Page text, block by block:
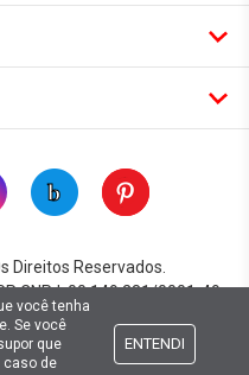
Direitos Reservados.
CNPJ: 00.149.281/0001-49
você tenha
Se você
que
caso de
ENTENDI